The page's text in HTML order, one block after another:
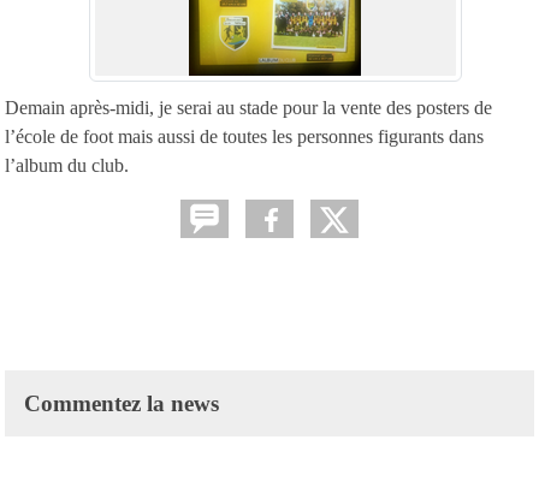
Demain après-midi, je serai au stade pour la vente des posters de
l’école de foot mais aussi de toutes les personnes figurants dans
l’album du club.
Commentez la news